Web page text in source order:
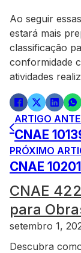
Ao seguir
estará mais
classificação
conformidade
atividades
ARTIGO
PRÓXIMO
CNAE
para
setembro 1,
Descubra